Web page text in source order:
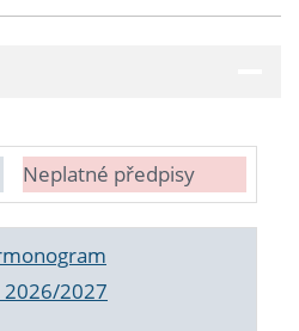
Neplatné předpisy
2027